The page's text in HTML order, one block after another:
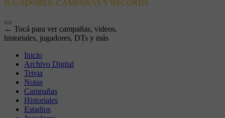
JUGADORES, CAMPAÑAS Y RÉCORDS
← Tocá para ver campañas, videos,
historiales, jugadores, DTs y más
Inicio
Archivo Digital
Trivia
Notas
Campañas
Historiales
Estadios